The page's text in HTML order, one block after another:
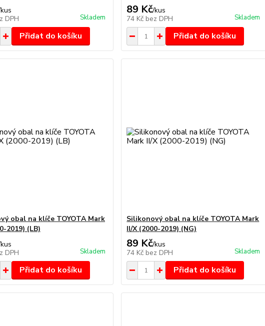
kus
DPH
Skladem
Přidat do košíku
89 Kč/kus
74 Kč bez DPH Skladem
Přidat do košíku
obal na klíče TOYOTA Mark
2019) (LB)
kus
DPH
Skladem
Přidat do košíku
Silikonový obal na klíče TOYOTA Mark
II/X (2000-2019) (NG)
89 Kč/kus
74 Kč bez DPH Skladem
Přidat do košíku